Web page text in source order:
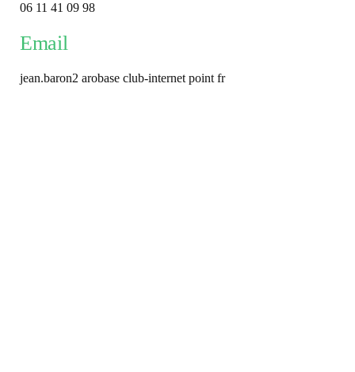
06 11 41 09 98
Email
jean.baron2 arobase club-internet point fr